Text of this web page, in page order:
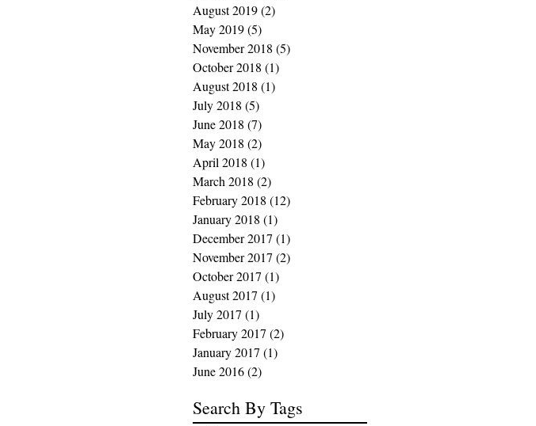
August 2019(2)
May 2019(5)
November 2018 (5)
October 2018 (1)
August 2018 (1)
July 2018 (5)
June 2018 (7)
May 2018 (2)
April 2018 (1)
March 2018 (2)
February 2018 (12)
January 2018 (1)
December 2017 (1)
November 2017 (2)
October 2017 (1)
August 2017 (1)
July 2017 (1)
February 2017 (2)
January 2017 (1)
June 2016(2)
Search By Tags